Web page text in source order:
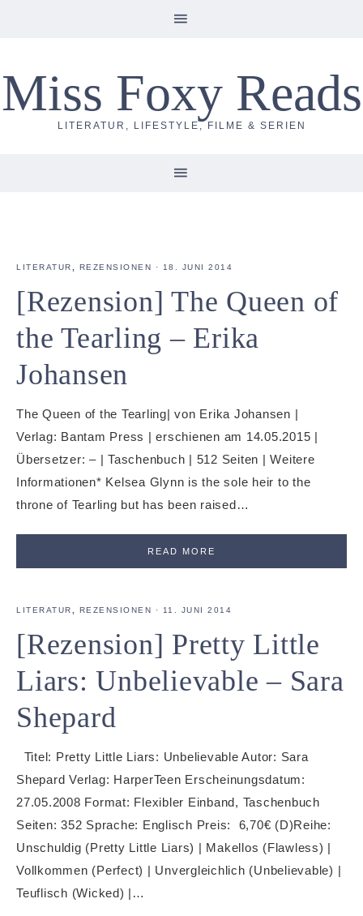
Miss Foxy Reads
LITERATUR, LIFESTYLE, FILME & SERIEN
LITERATUR REZENSIONEN · 18. JUNI 2014
[Rezension] The Queen of
the Tearling – Erika
Johansen
The Queen of the Tearling| von Erika Johansen |
Verlag: Bantam Press | erschienen am 14.05.2015 |
Übersetzer: – | Taschenbuch | 512 Seiten | Weitere
Informationen* Kelsea Glynn is the sole heir to the
throne of Tearling but has been raised…
READ MORE
LITERATUR, REZENSIONEN · 11. JUNI 2014
[Rezension] Pretty Little
Liars: Unbelievable – Sara
Shepard
Titel: Pretty Little Liars: Unbelievable Autor: Sara
Shepard Verlag: HarperTeen Erscheinungsdatum:
27.05.2008 Format: Flexibler Einband, Taschenbuch
Seiten: 352 Sprache: Englisch Preis: 6,70€ (D)Reihe:
Unschuldig (Pretty Little Liars) | Makellos (Flawless) |
Vollkommen (Perfect) | Unvergleichlich (Unbelievable) |
Teuflisch (Wicked) |…